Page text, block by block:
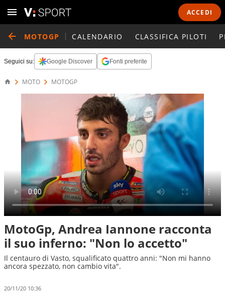
ACCEDI
MOTOGP CALENDARIO CLASSIFICA PILOTI
Seguici su: Google Discover Fonti preferite
MOTO MOTOGP
MotoGp, Andrea Iannone racconta
il suo inferno: "Non lo accetto"
Il centauro di Vasto, squalificato quattro anni: "Non mi hanno
ancora spezzato, non cambio vita".
20/11/20 10:36